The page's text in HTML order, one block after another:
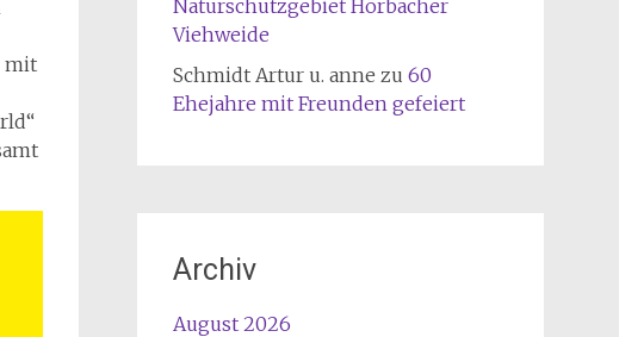
mit
Naturschutzgebiet Hörbacher
Viehweide
Schmidt Artur u. anne zu 60
Ehejahre mit Freunden gefeiert
Archiv
August 2026